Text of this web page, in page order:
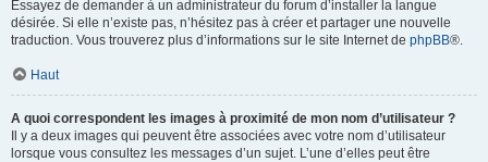
Essayez de demander à un administrateur du forum d’installer la langue
désirée. Si elle n’existe pas, n’hésitez pas à créer et partager une nouvelle
traduction. Vous trouverez plus d’informations sur le site Internet de phpBB®.
Haut
A quoi correspondent les images à proximité de mon nom d’utilisateur ?
Il y a deux images qui peuvent être associées avec votre nom d’utilisateur
lorsque vous consultez les messages d’un sujet. L’une d’elles peut être